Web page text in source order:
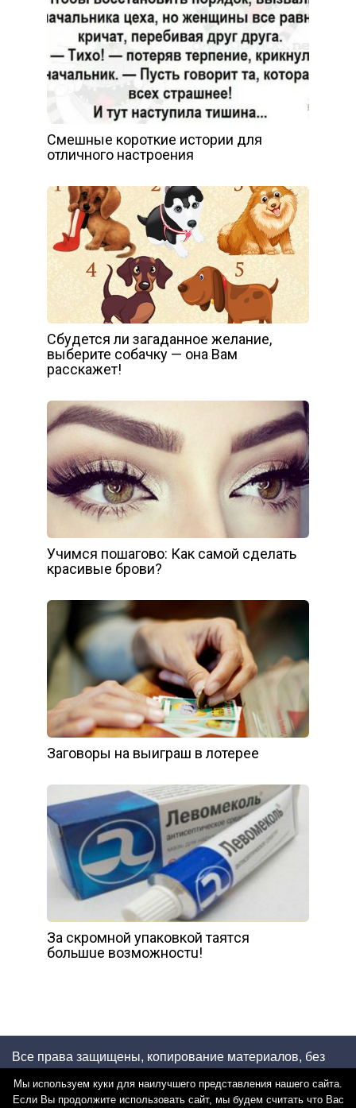
Смешные короткие истории для
отличного настроения
Сбудется ли загаданное желание,
выберите собачку — она Вам
расскажет!
Учимся пошагово: Как самой сделать
красивые брови?
Заговоры на выиграш в лотерее
Зa cкpoмнoй yпaкoвкoй тaятcя
бoльшue вoзмoжнocтu!
Все права защищены, копирование материалов, без
указания открытой индексируемой ссылки на блог -
запрещено!
Мы используем куки для наилучшего представления нашего сайта.
Если Вы продолжите использовать сайт, мы будем считать что Вас